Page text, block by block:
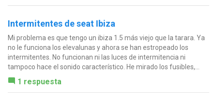
Intermitentes de seat Ibiza
Mi problema es que tengo un ibiza 1.5 más viejo que la tarara. Ya
no le funciona los elevalunas y ahora se han estropeado los
intermitentes. No funcionan ni las luces de intermitencia ni
tampoco hace el sonido característico. He mirado los fusibles,...
1 respuesta